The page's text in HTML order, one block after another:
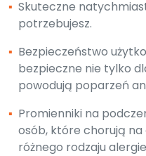
▪ Skuteczne
potrzebujesz.
▪ Bezpieczeństwo
bezpieczne nie tylko
powodują poparzeń
▪ Promienniki na
osób, które chorują
różnego rodzaju